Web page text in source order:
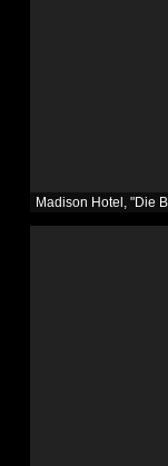
Madison Hotel, "Die